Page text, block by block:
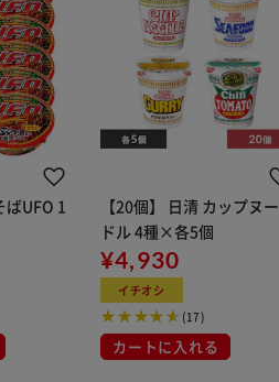
ばUFO 1
【20個】 日清 カップヌー
ドル 4種×各5個
¥4,930
イチオシ
(17)
カートに入れる